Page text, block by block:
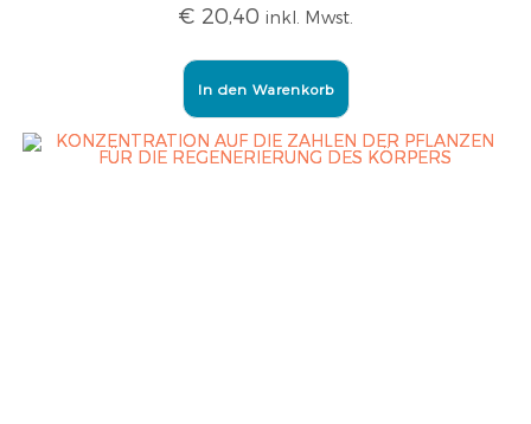
€ 20,40 inkl. Mwst.
In den Warenkorb